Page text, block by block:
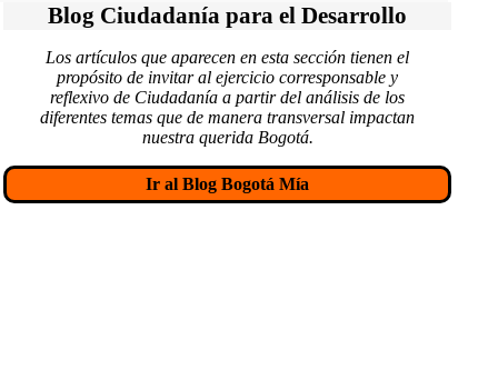
n
i
o
Blog Ciudadanía para el Desarrollo
Los artículos que aparecen en esta sección tienen el
propósito de invitar al ejercicio corresponsable y
reflexivo de Ciudadanía a partir del análisis de los
diferentes temas que de manera transversal impactan
nuestra querida Bogotá.
Ir al Blog Bogotá Mía